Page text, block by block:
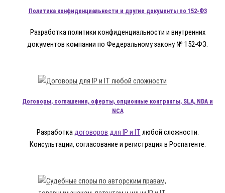
Политика конфиденциальности и другие документы по 152-ФЗ
Разработка политики конфиденциальности и внутренних
документов компании по Федеральному закону № 152-ФЗ.
Договоры, соглашения, оферты, опционные контракты, SLA, NDA и
NCA
Разработкадоговоров для IP и IT любой сложности.
Консультации, согласование и регистрация в Роспатенте.